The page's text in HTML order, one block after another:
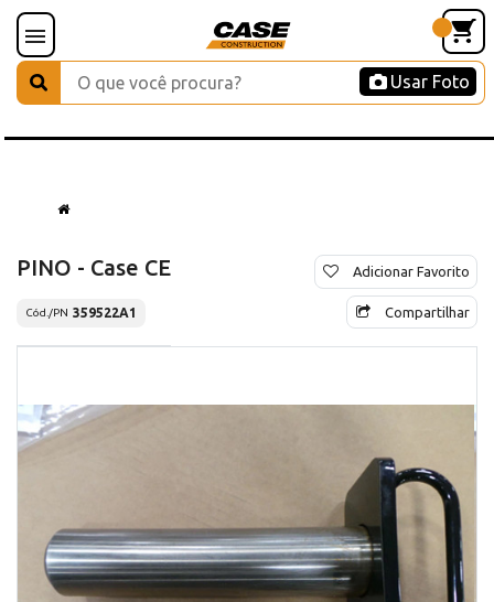
Usar Foto
PINO - Case CE
Cód./PN 359522A1
Adicionar Favorito
Compartilhar